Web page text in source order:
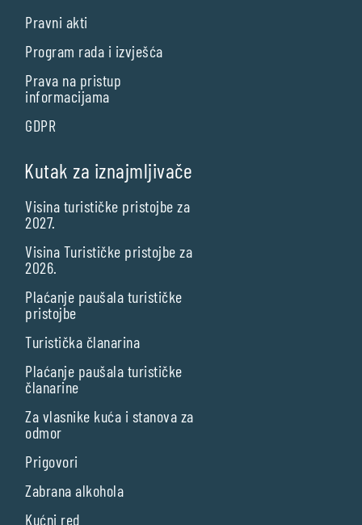
Pravni akti
Program rada i izvješća
Prava na pristup
informacijama
GDPR
Kutak za iznajmljivače
Visina turističke pristojbe za
2027.
Visina Turističke pristojbe za
2026.
Plaćanje paušala turističke
pristojbe
Turistička članarina
Plaćanje paušala turističke
članarine
Za vlasnike kuća i stanova za
odmor
Prigovori
Zabrana alkohola
Kućni red